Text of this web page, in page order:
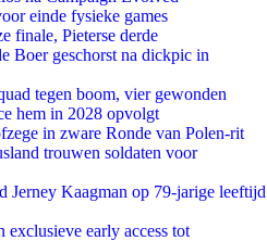
einde fysieke games
finale, Pieterse derde
Boer geschorst na dickpic in
tegen boom, vier gewonden
hem in 2028 opvolgt
in zware Ronde van Polen-rit
trouwen soldaten voor
Jerney Kaagman op 79-jarige leeftijd
early access tot